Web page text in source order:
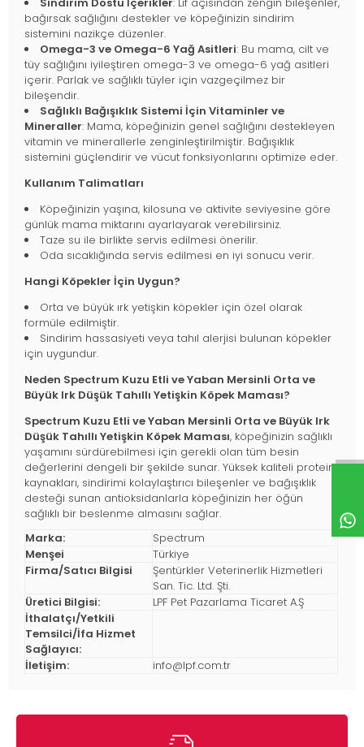
bağırsak sağlığını destekler ve köpeğinizin sindirim
sistemini nazikçe düzenler.
Omega-3 ve Omega-6 Yağ Asitleri: Bu mama, cilt ve
tüy sağlığını iyileştiren omega-3 ve omega-6 yağ asitleri
içerir. Parlak ve sağlıklı tüyler için vazgeçilmez bir
bileşendir.
Sağlıklı Bağışıklık Sistemi İçin Vitaminler ve
Mineraller: Mama, köpeğinizin genel sağlığını destekleyen
vitamin ve minerallerle zenginleştirilmiştir. Bağışıklık
sistemini güçlendirir ve vücut fonksiyonlarını optimize eder.
Kullanım Talimatları
Köpeğinizin yaşına, kilosuna ve aktivite seviyesine göre
günlük mama miktarını ayarlayarak verebilirsiniz.
Taze su ile birlikte servis edilmesi önerilir.
Oda sıcaklığında servis edilmesi en iyi sonucu verir.
Hangi Köpekler İçin Uygun?
Orta ve büyük ırk yetişkin köpekler için özel olarak
formüle edilmiştir.
Sindirim hassasiyeti veya tahıl alerjisi bulunan köpekler
için uygundur.
Neden Spectrum Kuzu Etli ve Yaban Mersinli Orta ve
Büyük Irk Düşük Tahıllı Yetişkin Köpek Maması?
Spectrum Kuzu Etli ve Yaban Mersinli Orta ve Büyük Irk
Düşük Tahıllı Yetişkin Köpek Maması, köpeğinizin sağlıklı
yaşamını sürdürebilmesi için gerekli olan tüm besin
değerlerini dengeli bir şekilde sunar. Yüksek kaliteli protein
kaynakları, sindirimi kolaylaştırıcı bileşenler ve bağışıklık
desteği sunan antioksidanlarla köpeğinizin her öğün
sağlıklı bir beslenme almasını sağlar.
Marka:
Spectrum
Menşei
Türkiye
Firma/Satıcı Bilgisi
Şentürkler Veterinerlik Hizmetleri
San. Tic. Ltd. Şti.
Üretici Bilgisi:
LPF Pet Pazarlama Ticaret A.Ş
İthalatçı/Yetkili
Temsilci/İfa Hizmet
Sağlayıcı:
İletişim:
info@lpf.com.tr